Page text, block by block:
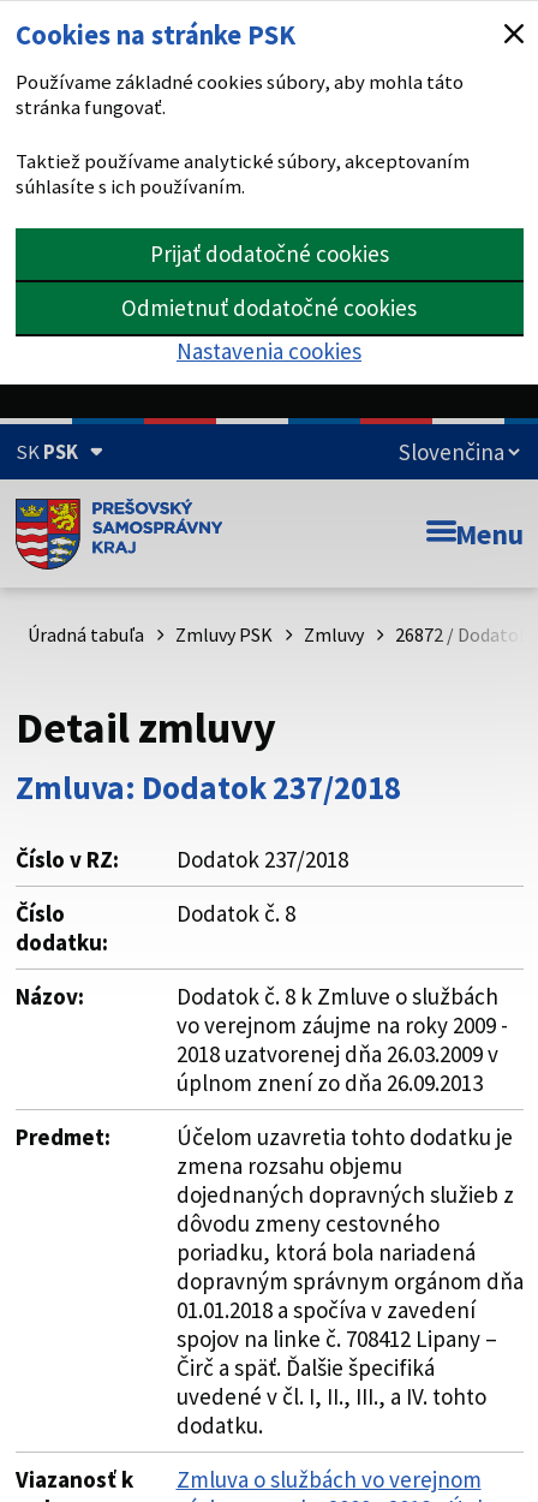
Cookies na stránke PSK
Používame základné cookies súbory, aby mohla táto
stránka fungovať.
Taktiež používame analytické súbory, akceptovaním
súhlasíte s ich používaním.
Prijať dodatočné cookies
Odmietnuť dodatočné cookies
Nastavenia cookies
SKPSK
Doména psk.sk je oficiálna
Toto je oficiálna webová stránka Prešovského
psk.sk.
Buďte pozorní a vždy sa uistite, že zdieľate informácie iba
cez zabezpečenú webovú stránku. Zabezpečená stránka
vždy začína https:// pred názvom domény webového sídla.
Menu
Úradná tabuľa Zmluvy PSK Zmluvy 26872 / Dodatok
Detail zmluvy
Zmluva: Dodatok 237/2018
Číslo v RZ:
Dodatok 237/2018
Číslo
dodatku:
Dodatok č. 8
Názov:
Dodatok č. 8 k Zmluve o službách
vo verejnom záujme na roky 2009 -
2018 uzatvorenej dňa 26.03.2009 v
úplnom znení zo dňa 26.09.2013
Predmet:
Účelom uzavretia tohto dodatku je
zmena rozsahu objemu
dojednaných dopravných služieb z
dôvodu zmeny cestovného
poriadku, ktorá bola nariadená
dopravným správnym orgánom dňa
01.01.2018 a spočíva v zavedení
spojov na linke č. 708412 Lipany –
Čirč a späť. Ďalšie špecifiká
uvedené v čl. I, II., III., a IV. tohto
dodatku.
Viazanosť k
Zmluva o službách vo verejnom